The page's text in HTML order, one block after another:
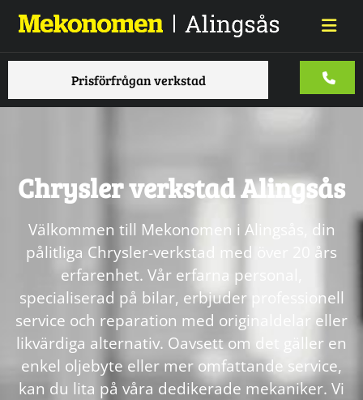
Prisförfrågan verkstad
Chrysler verkstad Alingsås
Välkommen till Mekonomen i Alingsås, din
pålitliga Chrysler-verkstad med över 20 års
erfarenhet. Vår erfarna personal,
specialiserad på bilar, erbjuder professionell
service och reparation med originaldelar eller
likvärdiga alternativ. Oavsett om det gäller en
enkel oljebyte eller mer omfattande service,
kan du lita på våra dedikerade mekaniker. Vi